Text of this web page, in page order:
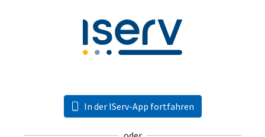
In der IServ-App fortfahren